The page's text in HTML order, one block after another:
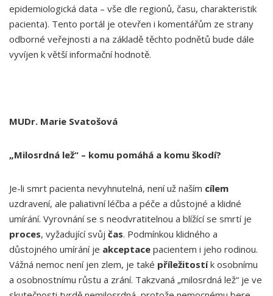
epidemiologická data – vše dle regionů, času, charakteristik
pacienta). Tento portál je otevřen i komentářům ze strany
odborné veřejnosti a na základě těchto podnětů bude dále
vyvíjen k větší informační hodnotě.
MUDr. Marie Svatošová
„Milosrdná lež“ – komu pomáhá a komu škodí?
Je-li smrt pacienta nevyhnutelná, není už naším cílem
uzdravení, ale paliativní léčba a péče a důstojné a klidné
umírání. Vyrovnání se s neodvratitelnou a blížící se smrtí je
proces, vyžadující svůj čas. Podmínkou klidného a
důstojného umírání je akceptace pacientem i jeho rodinou.
Vážná nemoc není jen zlem, je také příležitostík osobnímu
a osobnostnímu růstu a zrání. Takzvaná „milosrdná lež“ je ve